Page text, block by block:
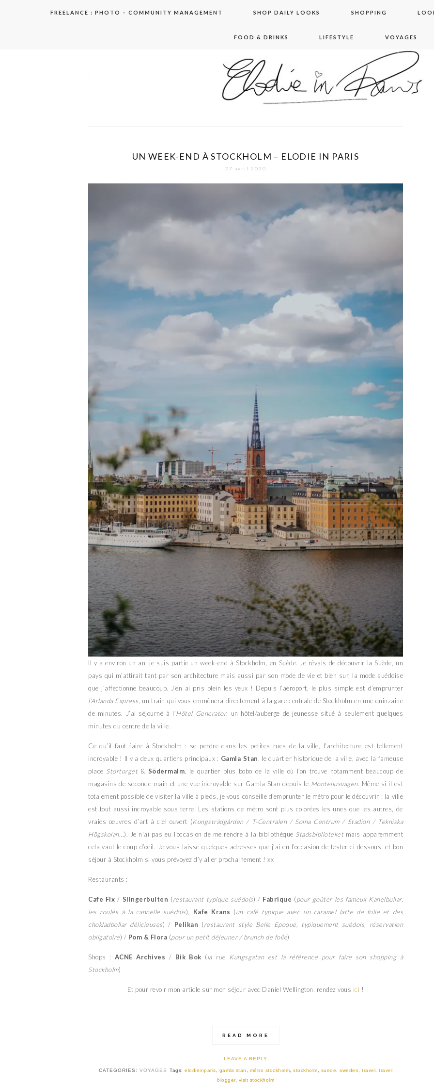
FREELANCE : PHOTO – COMMUNITY MANAGEMENT SHOP DAILY LOOKS SHOPPING
FOOD & DRINKS LIFESTYLE VOYAGES
elodie in paris
UN WEEK-END À STOCKHOLM – ELODIE IN PARIS
27 avril 2020
Il y a environ un an, je suis partie un week-end à Stockholm, en Suède. Je rêvais de découvrir la Suède, un
pays qui m’attirait tant par son architecture mais aussi par son mode de vie et bien sur, la mode suédoise
que j’affectionne beaucoup. J’en ai pris plein les yeux ! Depuis l’aéroport, le plus simple est d’emprunter
l’Arlanda Express , un train qui vous emmènera directement à la gare centrale de Stockholm en une quinzaine
de minutes. J’ai séjourné à l’Hôtel Generator, un hôtel/auberge de jeunesse situé à seulement quelques
minutes du centre de la ville.
Ce qu’il faut faire à Stockholm : se perdre dans les petites rues de la ville, l’architecture est tellement
incroyable ! Il y a deux quartiers principaux : Gamla Stan , le quartier historique de la ville, avec la fameuse
place Stortorget& Södermalm , le quartier plus bobo de la ville où l’on trouve notamment beaucoup de
magasins de seconde-main et une vue incroyable sur Gamla Stan depuis le Monteliusvagen. Même si il est
totalement possible de visiter la ville à pieds, je vous conseille d’emprunter le métro pour le découvrir : la ville
est tout aussi incroyable sous terre. Les stations de métro sont plus colorées les unes que les autres, de
vraies oeuvres d’art à ciel ouvert (Kungsträdgården / T-Centralen / Solna Centrum / Stadion / Tekniska
Högskolan.. .). Je n’ai pas eu l’occasion de me rendre à la bibliothèque Stadsbiblioteketmais apparemment
cela vaut le coup d’oeil. Je vous laisse quelques adresses que j’ai eu l’occasion de tester ci-dessous, et bon
séjour à Stockholm si vous prévoyez d’y aller prochainement ! xx
Restaurants :
Cafe Fix / Slingerbulten (restaurant typique suédois) / Fabrique (pour goûter les fameux Kanelbullar,
les roulés à la cannelle suédois), Kafe Krans (un café typique avec un caramel latte de folie et des
chokladbollar délicieuses) / Pelikan (restaurant style Belle Epoque, typiquement suédois, réservation
obligatoire) / Pom & Flora (pour un petit déjeuner / brunch de folie)
Shops : ACNE Archives / Bik Bok (la rue Kungsgatan est la référence pour faire son shopping à
Stockholm)
Et pour revoir mon article sur mon séjour avec Daniel Wellington, rendez vous ici !
READ MORE
LEAVE A REPLY
CATEGORIES: VOYAGES Tags: elodieinparis gamla stan métro stockholm stockholm suede sweden travel
travel
blogger, visit stockholm